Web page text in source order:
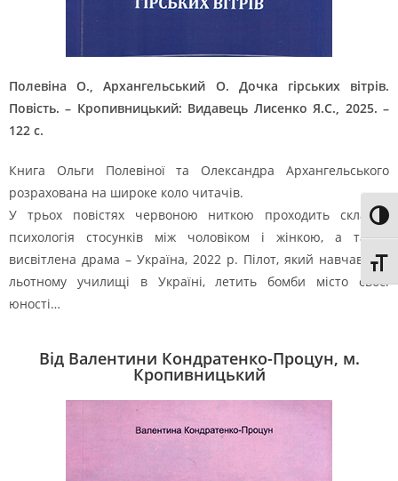
Полевіна О., Архангельський О. Дочка гірських вітрів.
Повість. – Кропивницький: Видавець Лисенко Я.С., 2025. –
122 с.
Книга Ольги Полевіної та Олександра Архангельського
розрахована на широке коло читачів.
У трьох повістях червоною ниткою проходить складна
психологія стосунків між чоловіком і жінкою, а також
висвітлена драма – Україна, 2022 р. Пілот, який навчався в
льотному училищі в Україні, летить бомби місто своєї
юності…
Від Валентини Кондратенко-Процун, м.
Кропивницький